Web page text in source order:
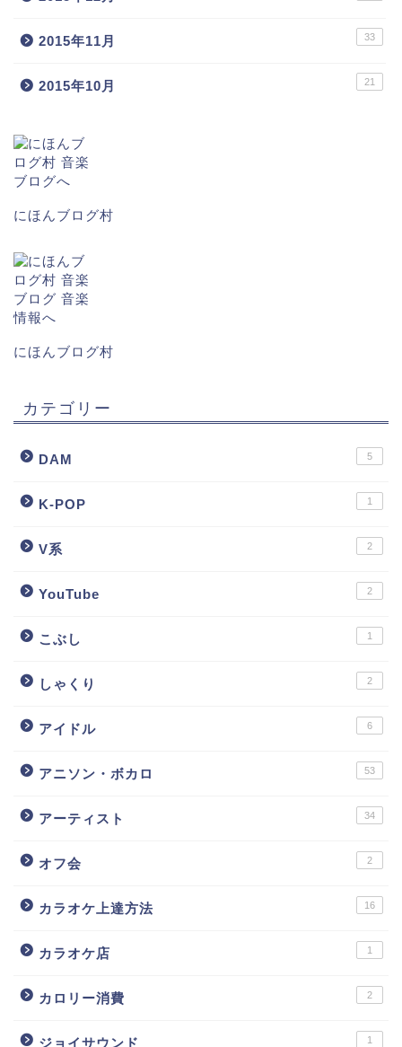
2015年11月 33
2015年10月 21
にほんブログ村
にほんブログ村
カテゴリー
DAM 5
K-POP 1
V系 2
YouTube 2
こぶし 1
しゃくり 2
アイドル 6
アニソン・ボカロ 53
アーティスト 34
オフ会 2
カラオケ上達方法 16
カラオケ店 1
カロリー消費 2
ジョイサウンド 1